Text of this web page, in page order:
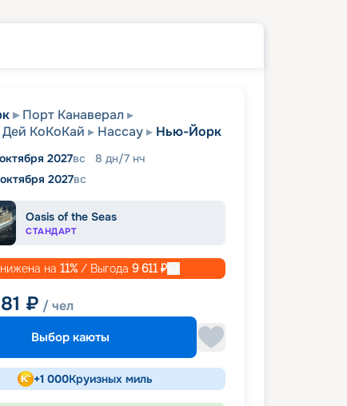
Порт Канаверал
КоКоКай
Нассау Нью-Йорк
2027вс 8 дн/7 нч
2027вс
Oasis of the Seas
СТАНДАРТ
на 11% / Выгода 9 611₽
₽ / чел
Выбор каюты
+1 000Круизных миль